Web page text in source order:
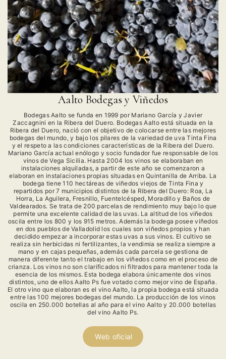
Aalto Bodegas y Viñedos
Bodegas Aalto se funda en 1999 por Mariano García y Javier
Zaccagnini en la Ribera del Duero. Bodegas Aalto está situada en la
Ribera del Duero, nació con el objetivo de colocarse entre las mejores
bodegas del mundo, y bajo los pilares de la variedad de uva Tinta Fina
y el respeto a las condiciones características de la Ribera del Duero.
Mariano García actual enólogo y socio fundador fue responsable de los
vinos de Vega Sicilia. Hasta 2004 los vinos se elaboraban en
instalaciones alquiladas, a partir de este año se comenzaron a
elaboran en instalaciones propias situadas en Quintanilla de Arriba. La
bodega tiene 110 hectáreas de viñedos viejos de Tinta Fina y
repartidos por 7 municipios distintos de la Ribera del Duero: Roa, La
Horra, La Aguilera, Fresnillo, Fuentelcésped, Moradillo y Baños de
Valdearados. Se trata de 200 parcelas de rendimiento muy bajo lo que
permite una excelente calidad de las uvas. La altitud de los viñedos
oscila entre los 800 y los 915 metros. Además la bodega posee viñedos
en dos pueblos de Valladolid los cuales son viñedos propios y han
decidido empezar a incorporar estas uvas a sus vinos. El cultivo se
realiza sin herbicidas ni fertilizantes, la vendimia se realiza siempre a
mano y en cajas pequeñas, además cada parcela se gestiona de
manera diferente tanto el trabajo en los viñedos como en el proceso de
crianza. Los vinos no son clarificados ni filtrados para mantener toda la
esencia de los mismos. Esta bodega elabora únicamente dos vinos
distintos, uno de ellos Aalto Ps fue votado como mejor vino de España.
El otro vino que elaboran es el vino Aalto, la propia bodega está situada
entre las 100 mejores bodegas del mundo. La producción de los vinos
oscila en 250.000 botellas al año para el vino Aalto y 20.000 botellas
del vino Aalto Ps.
Web oficial